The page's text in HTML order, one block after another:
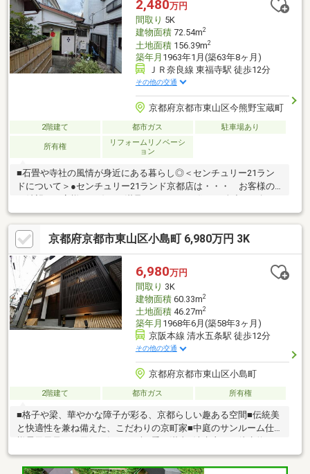
2,480万円
間取り 5K
建物面積72.54m2
土地面積156.39m2
築年月 1963年1月(築63年8ヶ月)
ＪＲ奈良線 東福寺駅 徒歩12分
その他の交通
京都府京都市東山区今熊野宝蔵町
2階建て 都市ガス 駐車場あり
所有権
リフォームリノベーシ
ョン
■石畳や寺社の風情が身近にある暮らし◎＜センチュリー21ラン
ドについて＞●センチュリー21ランド京都店は・・・ お客様の
致します！●購入・売却・ローンのご相談など、些細なことでも
お気軽にご相談下さいませ！●リフォームのご相談も承っており
ます。○京阪鴨東線 「出町柳」駅 徒歩約6分○京都市営地下鉄烏丸
線 「今出川」駅 徒歩約10分○営業時間：10：00～20：00（火曜
日・水曜日定休日※祝日は営業）事前にご連絡いただけますと、
スムーズにご案内が可能です。ご連絡お待ちしております！
京都府京都市東山区小島町 6,980万円 3K
6,980万円
間取り 3K
建物面積60.33m2
土地面積46.27m2
築年月 1968年6月(築58年3ヶ月)
京阪本線 清水五条駅 徒歩12分
その他の交通
京都府京都市東山区小島町
2階建て 都市ガス 所有権
■格子や梁、華やかな障子が彩る、京都らしい趣ある空間■伝統美
と快適性を兼ね備えた、こだわりの京町家■中庭のサンルーム仕
分、建仁寺・八坂神社など人気観光地が徒歩圏内■飲食店や商店
街、コンビニも充実し、観光にも長期滞在にも便利な立地